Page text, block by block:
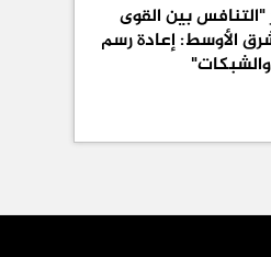
"التنافس بين القوى
الأوسط: إعادة رسم